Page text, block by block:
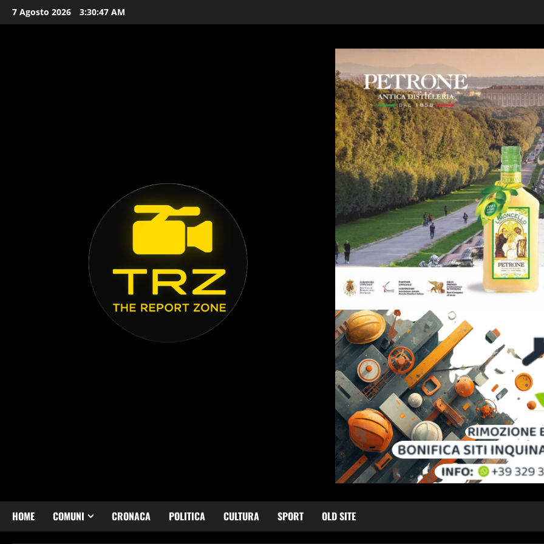
Vai
al
7 Agosto 2026 3:30:49 AM
HOME COMUNI CRONACA POLITICA CULTURA SPORT OLD SITE